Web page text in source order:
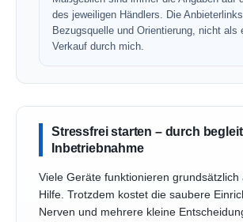
des jeweiligen Händlers. Die
Bezugsquelle und Orientierung, nicht als
Verkauf durch mich.
Stressfrei starten – durch
Inbetriebnahme
Viele Geräte funktionieren grundsätzlich
Hilfe. Trotzdem kostet die saubere
Nerven und mehrere kleine